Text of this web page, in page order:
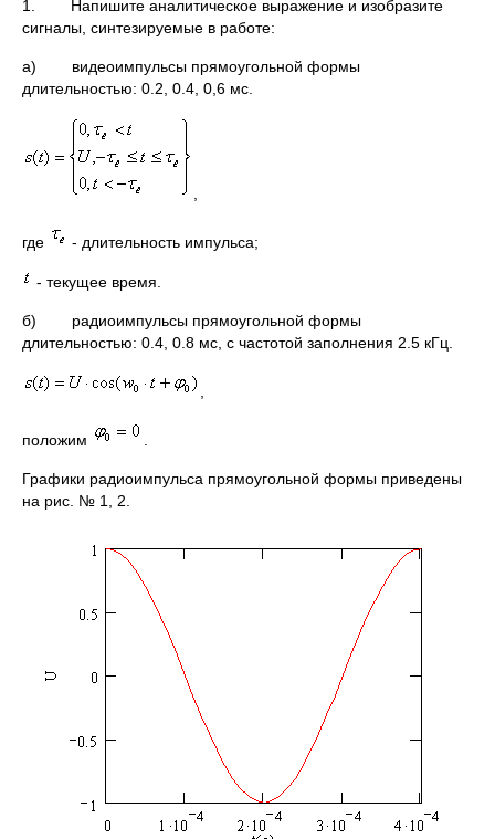
1. Напишите аналитическое выражение и изобразите
сигналы, синтезируемые в работе:
а) видеоимпульсы прямоугольной формы
длительностью: 0.2, 0.4, 0,6 мс.
где - длительность импульса;
- текущее время.
б) радиоимпульсы прямоугольной формы
длительностью: 0.4, 0.8 мс, с частотой заполнения 2.5 кГц.
положим
Графики радиоимпульса прямоугольной формы приведены
на рис. № 1, 2.